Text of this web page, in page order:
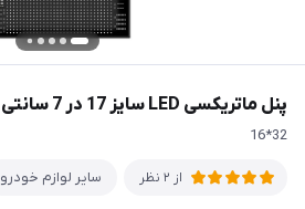
پنل ماتریکسی LED سایز 17 در 7 سانتی متر
32*16
از 2 نظر سایر لوازم خودرو